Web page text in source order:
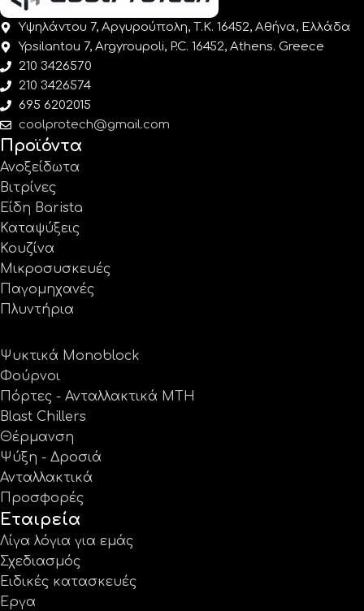
Υψηλάντου 7, Αργυρούπολη, Τ.Κ. 16452, Αθήνα, Ελλάδα
Ypsilantou 7, Argyroupoli, P.C. 16452, Athens. Greece
210 3426570
210 3426574
695 6202015
coolprotech@gmail.com
Προϊόντα
Ανοξείδωτα
Βιτρίνες
Είδη Barista
Καταψύξεις
Κουζίνα
Μικροσυσκευές
Παγομηχανές
Πλυντήρια
Ψυκτικά Monoblock
Φούρνοι
Πόρτες - Ανταλλακτικά MTH
Blast Chillers
Θέρμανση
Ψύξη - Δροσιά
Ανταλλακτικά
Προσφορές
Εταιρεία
Λίγα λόγια για εμάς
Σχεδιασμός
Ειδικές κατασκευές
Έργα